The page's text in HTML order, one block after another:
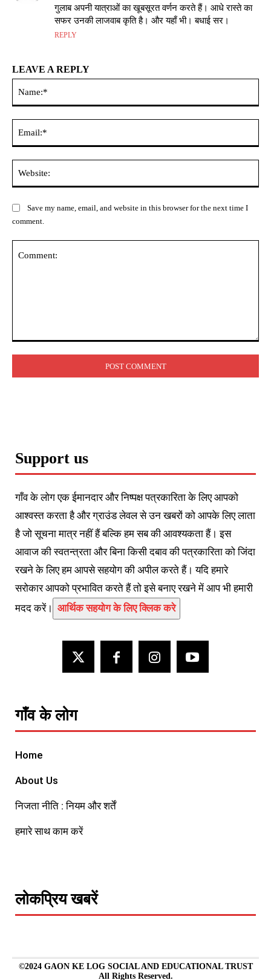
गुलाब अपनी यात्राओं का खूबसूरत वर्णन करते हैं। आधे रास्ते का
सफर उनकी लाजवाब कृति है। और यहाँ भी। बधाई सर।
REPLY
LEAVE A REPLY
Save my name, email, and website in this browser for the next time I
comment.
Support us
गाँव के लोग एक ईमानदार और निष्पक्ष पत्रकारिता के लिए आपको
आश्वस्त करता है और ग्राउंड लेवल से उन खबरों को आपके लिए लाता
है जो सूचना मात्र नहीं हैं बल्कि हम सब की आवश्यकता हैं। इस
आवाज की स्वतन्त्रता और बिना किसी दबाव की पत्रकारिता को जिंदा
रखने के लिए हम आपसे सहयोग की अपील करते हैं। यदि हमारे
सरोकार आपको प्रभावित करते हैं तो इसे बनाए रखने में आप भी हमारी
मदद करें। आर्थिक सहयोग के लिए क्लिक करे
गाँव के लोग
Home
About Us
निजता नीति : नियम और शर्तें
हमारे साथ काम करें
लोकप्रिय खबरें
©2024 GAON KE LOG SOCIAL AND EDUCATIONAL TRUST
All Rights Reserved.